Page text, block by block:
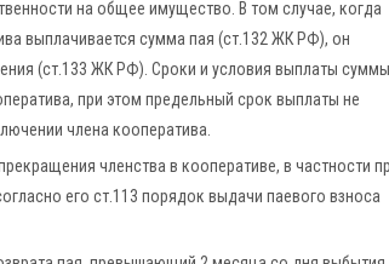
на общее имущество. В том случае, когда
выплачивается сумма пая (ст.132 ЖК РФ), он
(ст.133 ЖК РФ). Сроки и условия выплаты суммы
при этом предельный срок выплаты не
члена кооператива.
членства в кооперативе, в частности
его ст.113 порядок выдачи паевого взноса